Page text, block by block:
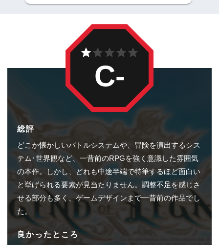
総評
どこか懐かしいバトルシステムや、冒険を演出するシス
テム･世界観など、一昔前のRPGを強く意識した雰囲気
の本作。しかし、どれも中途半端で特筆するほど面白い
と挙げられる要素が見当たりません。調整不足を感じさ
せる部分も多く、ゲームデザインまで一昔前の作品でし
た。
良かったところ
C-